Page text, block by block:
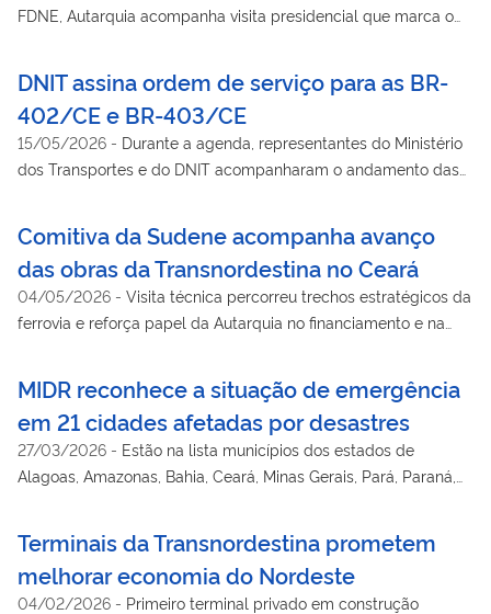
FDNE, Autarquia acompanha visita presidencial que marca o
DNIT assina ordem de serviço para as BR-
402/CE e BR-403/CE
15/05/2026 - Durante a agenda, representantes do Ministério
dos Transportes e do DNIT acompanharam o andamento das
Comitiva da Sudene acompanha avanço
das obras da Transnordestina no Ceará
04/05/2026 - Visita técnica percorreu trechos estratégicos da
ferrovia e reforça papel da Autarquia no financiamento e na
MIDR reconhece a situação de emergência
em 21 cidades afetadas por desastres
27/03/2026 - Estão na lista municípios dos estados de
Alagoas, Amazonas, Bahia, Ceará, Minas Gerais, Pará, Paraná,
Terminais da Transnordestina prometem
melhorar economia do Nordeste
04/02/2026 - Primeiro terminal privado em construção